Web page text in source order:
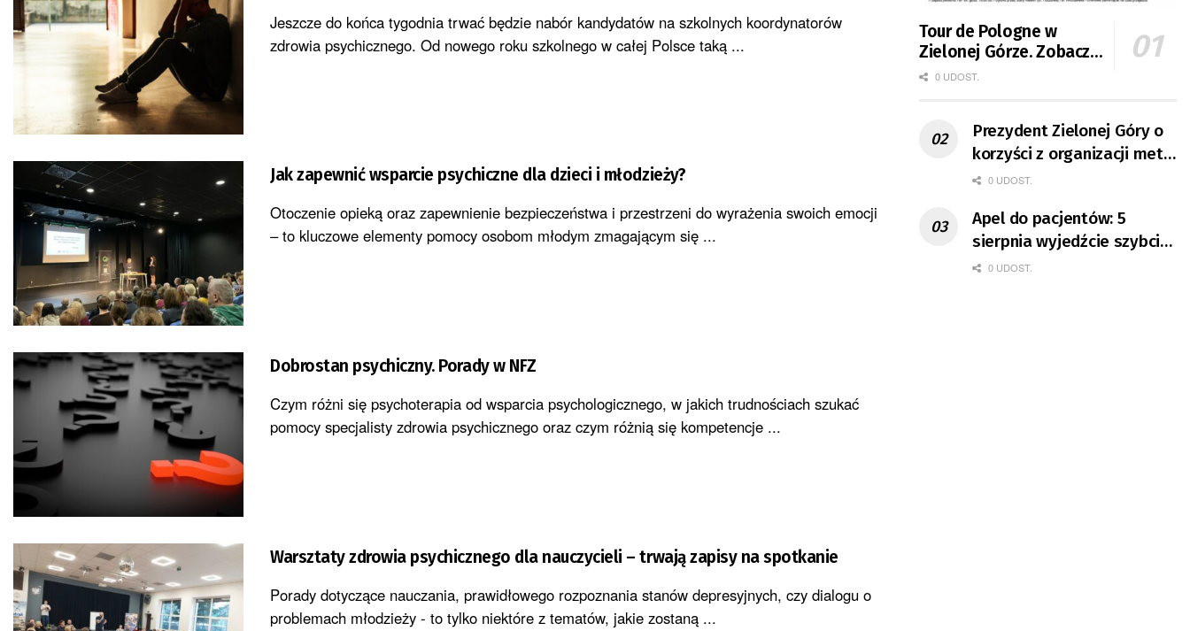
Jeszcze do końca tygodnia trwać będzie nabór kandydatów na szkolnych koordynatorów
zdrowia psychicznego. Od nowego roku szkolnego w całej Polsce taką ...
Jak zapewnić wsparcie psychiczne dla dzieci i młodzieży?
Otoczenie opieką oraz zapewnienie bezpieczeństwa i przestrzeni do wyrażenia swoich emocji
– to kluczowe elementy pomocy osobom młodym zmagającym się ...
Dobrostan psychiczny. Porady w NFZ
Czym różni się psychoterapia od wsparcia psychologicznego, w jakich trudnościach szukać
pomocy specjalisty zdrowia psychicznego oraz czym różnią się kompetencje ...
Warsztaty zdrowia psychicznego dla nauczycieli – trwają zapisy na spotkanie
Porady dotyczące nauczania, prawidłowego rozpoznania stanów depresyjnych, czy dialogu o
problemach młodzieży - to tylko niektóre z tematów, jakie zostaną ...
Tour de Pologne w
Zielonej Górze. Zobacz
zmiany w organizacji
0 UDOST.
Prezydent Zielonej Góry o
korzyści z organizacji mety
Tour de Pologne
0 UDOST.
Apel do pacjentów: 5
sierpnia wyjedźcie szybciej
z domów
0 UDOST.